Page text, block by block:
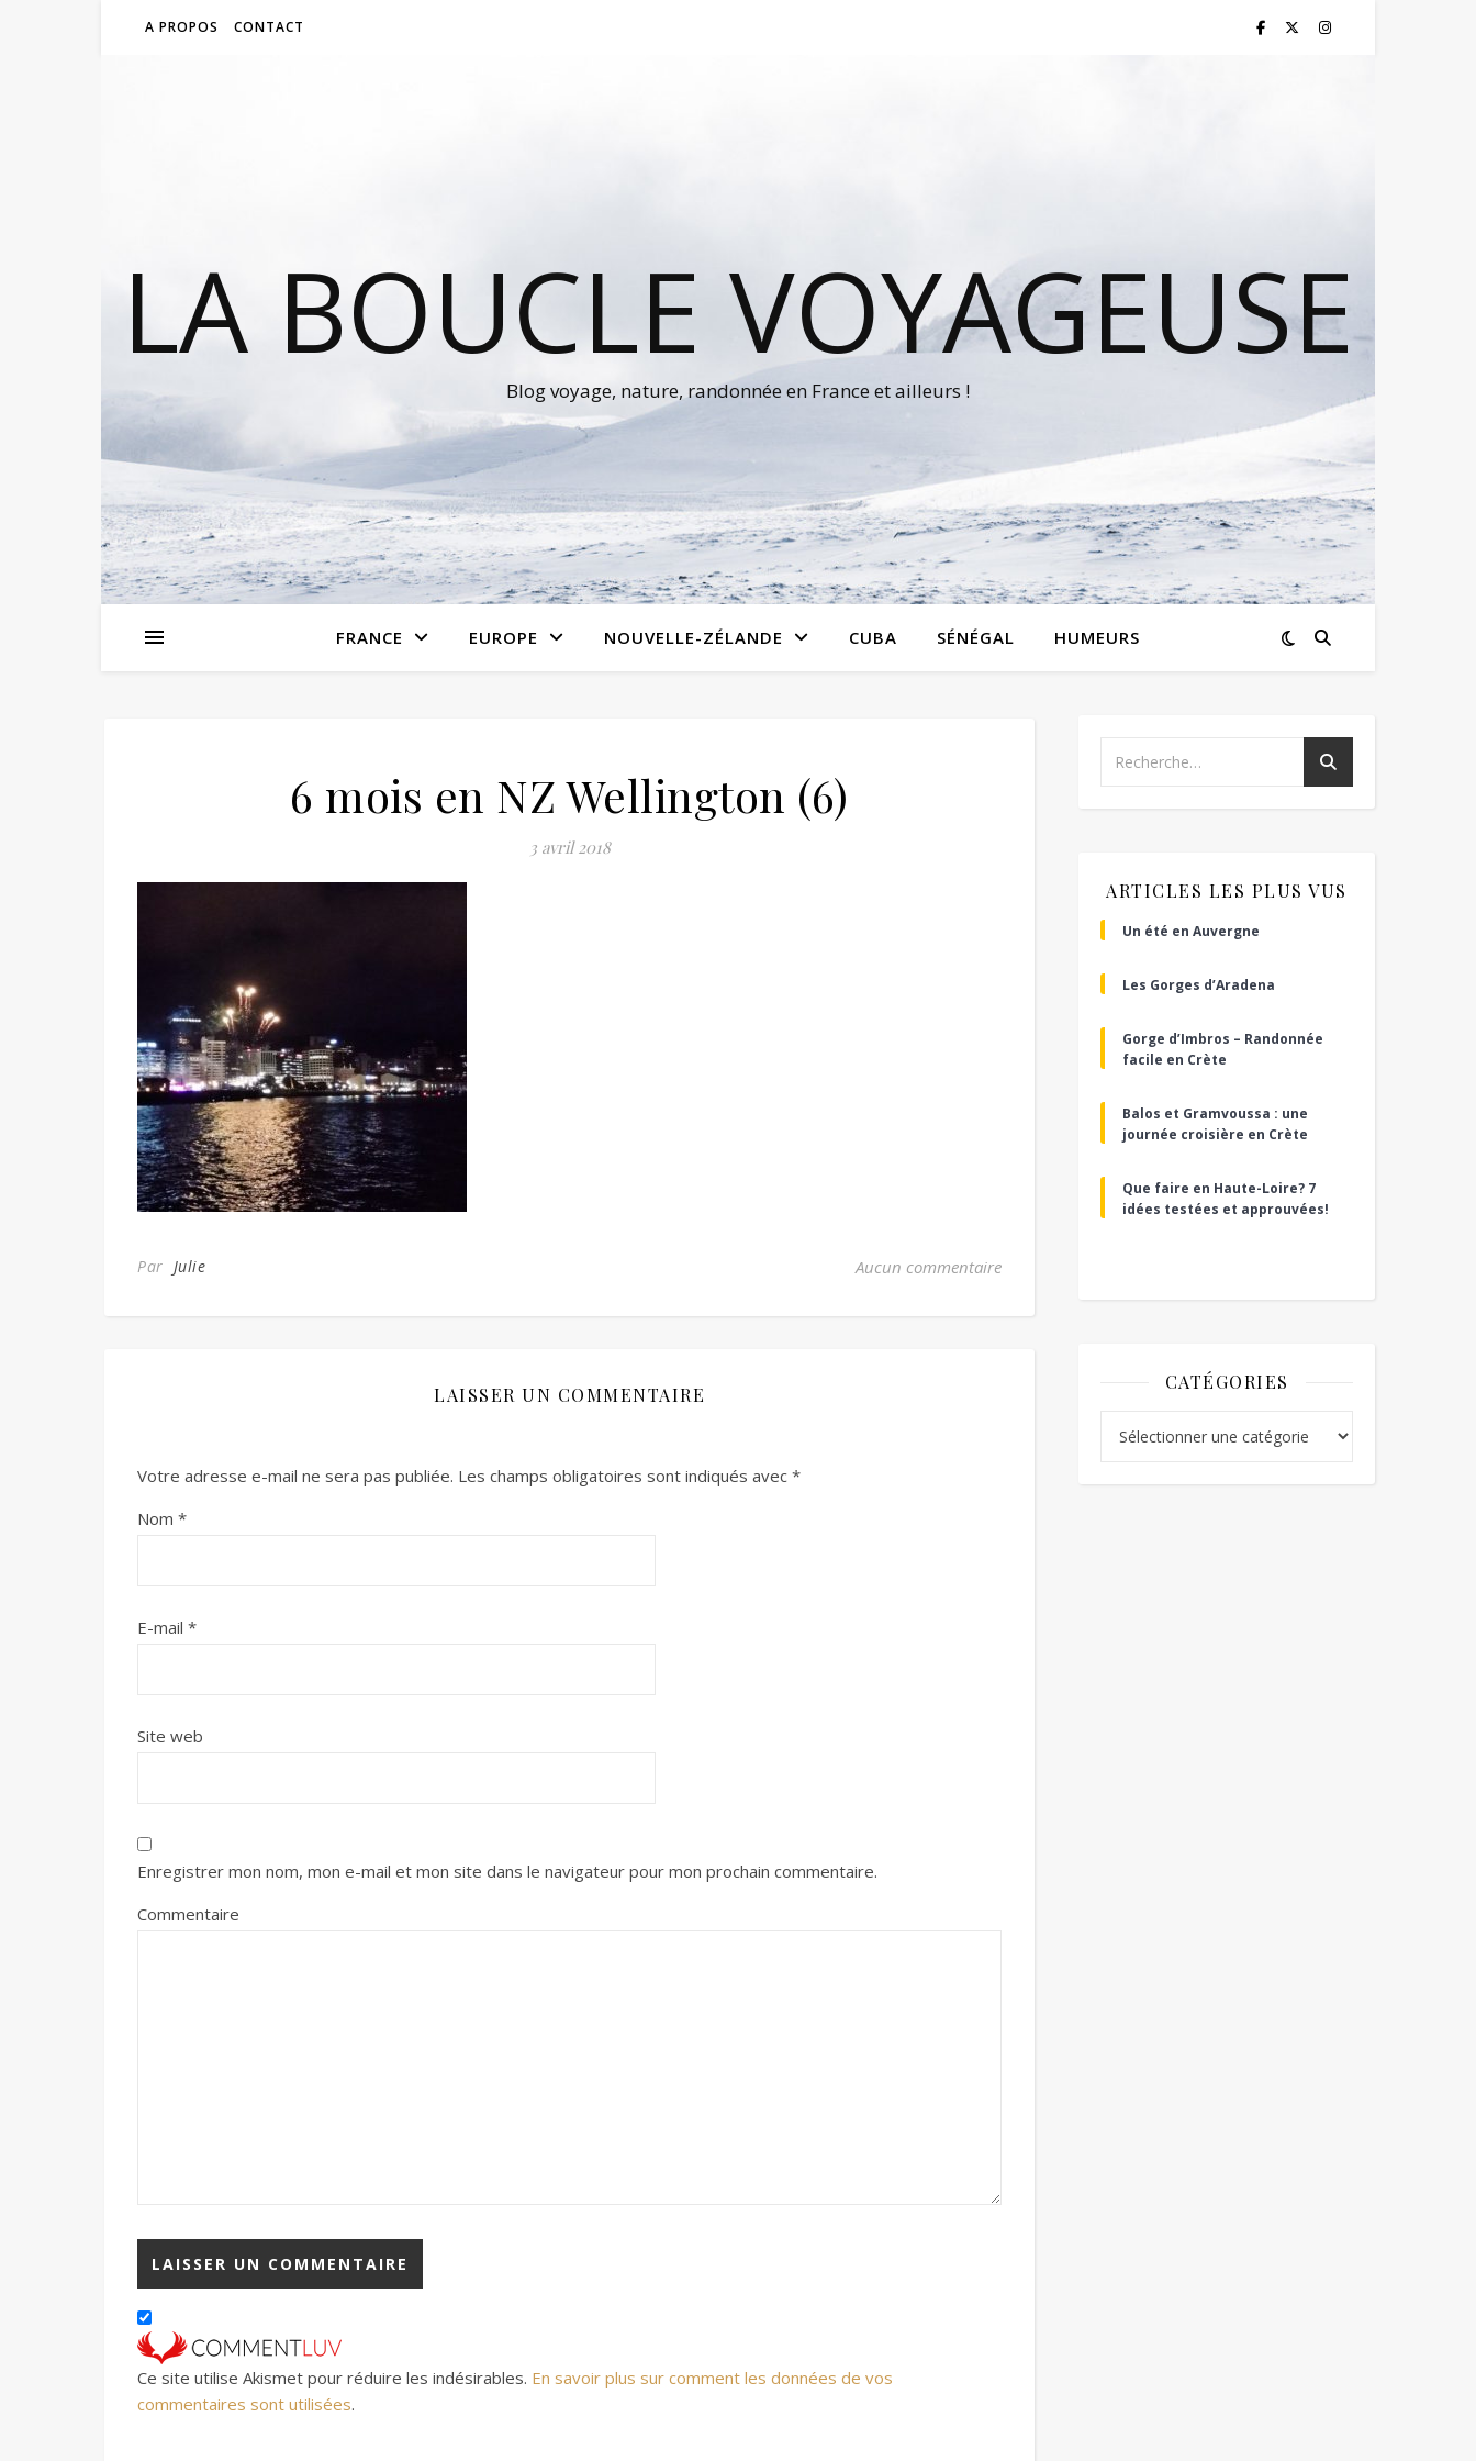
A PROPOS CONTACT
LA BOUCLE VOYAGEUSE
Blog voyage, nature, randonnée en France et ailleurs !
FRANCE EUROPE NOUVELLE-ZÉLANDE CUBA SÉNÉGAL HUMEURS
6 mois en NZ Wellington (6)
3 avril 2018
Par Julie Aucun commentaire
LAISSER UN COMMENTAIRE
Votre adresse e-mail ne sera pas publiée. Les champs obligatoires sont indiqués avec *
Nom *
E-mail *
Site web
Enregistrer mon nom, mon e-mail et mon site dans le navigateur pour mon prochain commentaire.
Commentaire
Ce site utilise Akismet pour réduire les indésirables. En savoir plus sur comment les données de vos
commentaires sont utilisées.
ARTICLES LES PLUS VUS
Un été en Auvergne
Les Gorges d’Aradena
Gorge d’Imbros – Randonnée
facile en Crète
Balos et Gramvoussa : une
journée croisière en Crète
Que faire en Haute-Loire? 7
idées testées et approuvées!
CATÉGORIES